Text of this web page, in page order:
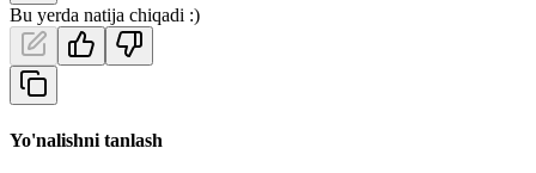
Bu yerda natija chiqadi :)
Yo'nalishni tanlash